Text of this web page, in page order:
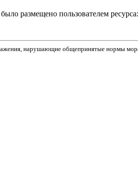
было размещено пользователем
нарушающие общепринятые нормы